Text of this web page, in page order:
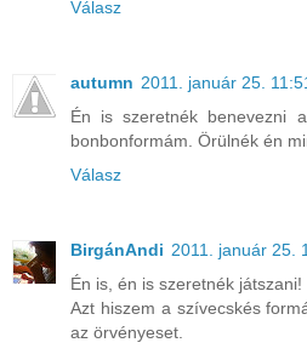
Válasz
autumn 2011. január 25.
Én is szeretnék benevezni
bonbonformám. Örülnék én
Válasz
BirgánAndi 2011. január 25.
Én is, én is szeretnék játszani!
Azt hiszem a szívecskés
az örvényeset.